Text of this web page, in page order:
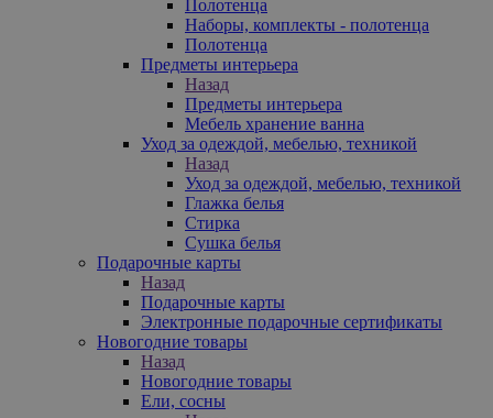
Полотенца
Наборы, комплекты - полотенца
Полотенца
Предметы интерьера
Назад
Предметы интерьера
Мебель хранение ванна
Уход за одеждой, мебелью, техникой
Назад
Уход за одеждой, мебелью, техникой
Глажка белья
Стирка
Сушка белья
Подарочные карты
Назад
Подарочные карты
Электронные подарочные сертификаты
Новогодние товары
Назад
Новогодние товары
Ели, сосны